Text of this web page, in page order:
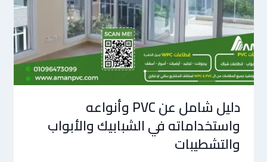
دليل شامل عن PVC وأنواعه
واستخداماته في الشبابيك والأبواب
والتشطيبات